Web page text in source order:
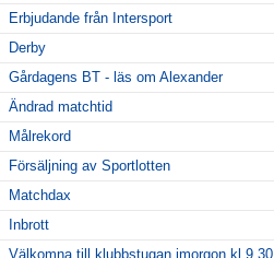
Erbjudande från Intersport
Derby
Gårdagens BT - läs om Alexander
Ändrad matchtid
Målrekord
Försäljning av Sportlotten
Matchdax
Inbrott
Välkomna till klubbstugan imorgon kl 9,30